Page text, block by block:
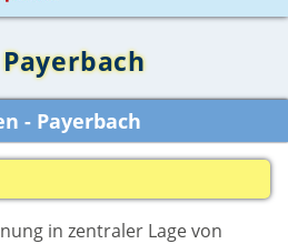
- Payerbach
in zentraler Lage von